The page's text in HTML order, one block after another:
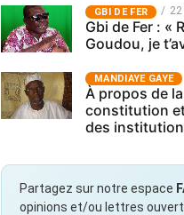
GBI DE FER
Gbi de Fer : «
Goudou, je
MANDIAYE GAYE
À propos de
constitution
des
Partagez sur notre espace
opinions et/ou lettres